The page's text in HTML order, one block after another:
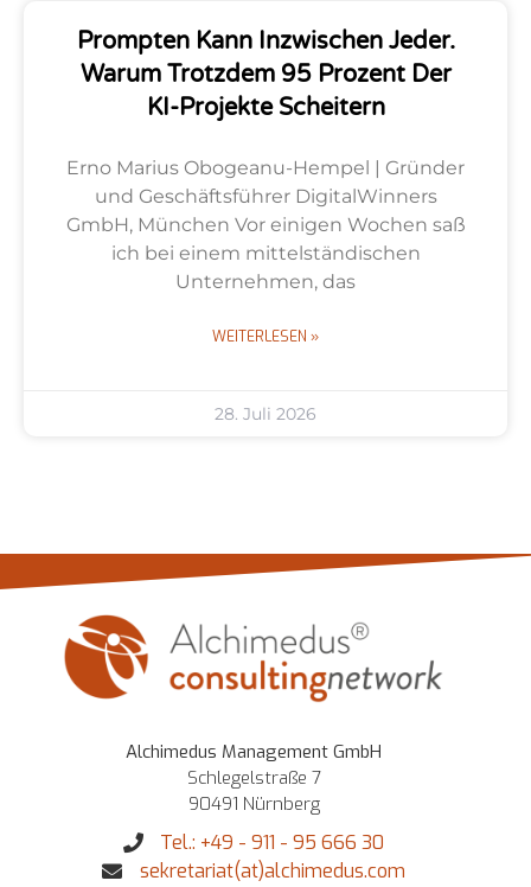
Prompten Kann Inzwischen Jeder.
Warum Trotzdem 95 Prozent Der
KI-Projekte Scheitern
Erno Marius Obogeanu-Hempel | Gründer
und Geschäftsführer DigitalWinners
GmbH, München Vor einigen Wochen saß
ich bei einem mittelständischen
Unternehmen, das
WEITERLESEN »
28. Juli 2026
Alchimedus Management GmbH
Schlegelstraße 7
90491 Nürnberg
Tel.: +49 - 911 - 95 666 30
sekretariat(at)alchimedus.com